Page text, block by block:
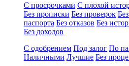
С просрочками С плохой
Без прописки Без проверок
паспорта Без отказов Без
Без доходов
С одобрением Под залог По
Наличными Лучшие Без